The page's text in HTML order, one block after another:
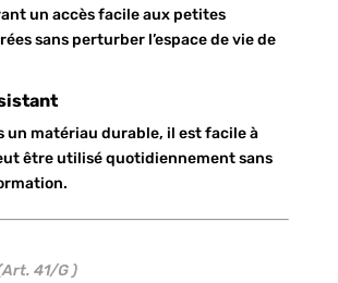
un accès facile aux petites
sans perturber l’espace de vie de
un matériau durable, il est facile à
être utilisé quotidiennement sans
41/G )